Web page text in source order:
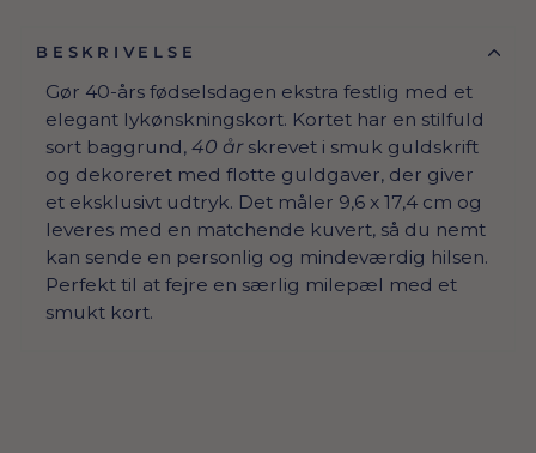
BESKRIVELSE
Gør 40-års fødselsdagen ekstra festlig med et
elegant lykønskningskort. Kortet har en stilfuld
sort baggrund, 40 årskrevet i smuk guldskrift
og dekoreret med flotte guldgaver, der giver
et eksklusivt udtryk. Det måler 9,6 x 17,4 cm og
leveres med en matchende kuvert, så du nemt
kan sende en personlig og mindeværdig hilsen.
Perfekt til at fejre en særlig milepæl med et
smukt kort.